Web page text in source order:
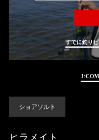
すでに釣り
ショアソルト
ヒラメイト